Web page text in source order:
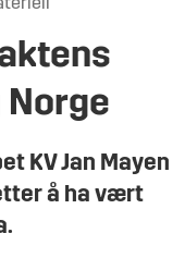
KV Jan Mayen
å ha vært